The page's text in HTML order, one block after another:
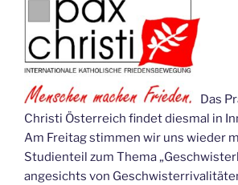
Das
Christi Österreich findet diesmal in
Am Freitag stimmen wir uns wieder
Studienteil zum Thema
angesichts von